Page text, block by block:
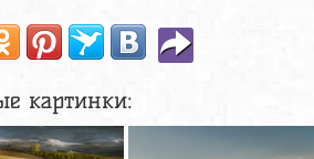
картинки: